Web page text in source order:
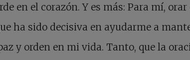
en el corazón. Y es más: Para mí, orar
ha sido decisiva en ayudarme a
y orden en mi vida. Tanto, que la